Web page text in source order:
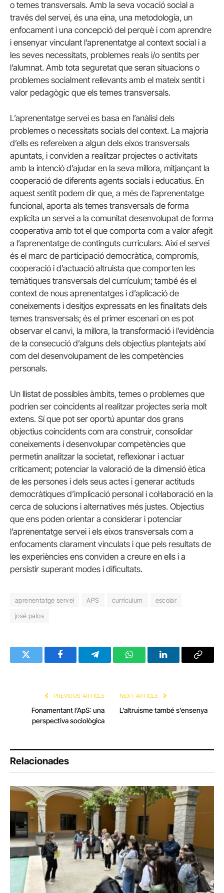
o temes transversals. Amb la seva vocació social a
través del servei, és una eina, una metodologia, un
enfocament i una concepció del perquè i com aprendre
i ensenyar vinculant l’aprenentatge al context social i a
les seves necessitats, problemes reals i/o sentits per
l’alumnat. Amb tota seguretat que seran situacions o
problemes socialment rellevants amb el mateix sentit i
valor pedagògic que els temes transversals.
L’aprenentatge servei es basa en l’anàlisi dels
problemes o necessitats socials del context. La majoria
d’ells es refereixen a algun dels eixos transversals
apuntats, i conviden a realitzar projectes o activitats
amb la intenció d’ajudar en la seva millora, mitjançant la
cooperació de diferents agents socials i educatius. En
aquest sentit podem dir que, a més de l’aprenentatge
funcional, aporta als temes transversals de forma
explícita un servei a la comunitat desenvolupat de forma
cooperativa amb tot el que comporta com a valor afegit
a l’aprenentatge de continguts curriculars. Així el servei
és el marc de participació democràtica, compromís,
cooperació i d’actuació altruista que comporten les
temàtiques transversals del currículum; també és el
context de nous aprenentatges i d’aplicació de
coneixements i desitjos expressats en les finalitats dels
temes transversals; és el primer escenari on es pot
observar el canvi, la millora, la transformació i l’evidència
de la consecució d’alguns dels objectius plantejats així
com del desenvolupament de les competències
personals.
Un llistat de possibles àmbits, temes o problemes que
podrien ser coincidents al realitzar projectes seria molt
extens. Sí que pot ser oportú apuntar dos grans
objectius coincidents com ara construir, consolidar
coneixements i desenvolupar competències que
permetin analitzar la societat, reflexionar i actuar
críticament; potenciar la valoració de la dimensió ètica
de les persones i dels seus actes i generar actituds
democràtiques d’implicació personal i col·laboració en la
cerca de solucions i alternatives més justes. Objectius
que ens poden orientar a considerar i potenciar
l’aprenentatge servei i els eixos transversals com a
enfocaments clarament vinculats i que pels resultats de
les experiències ens conviden a creure en ells i a
persistir superant modes i dificultats.
aprenentatge servei APS currículum
escolar
josé palos
Twitter FacebookTelegramWhatsAppLinkedInCopy
PREVIOUS ARTICLE
Fonamentant l’ApS: una
perspectiva sociològica
NEXT ARTICLE
L’altruisme també s’ensenya
Relacionades